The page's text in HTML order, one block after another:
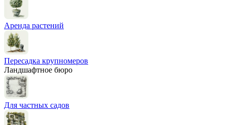
Аренда растений
Пересадка крупномеров
Ландшафтное бюро
Для частных садов